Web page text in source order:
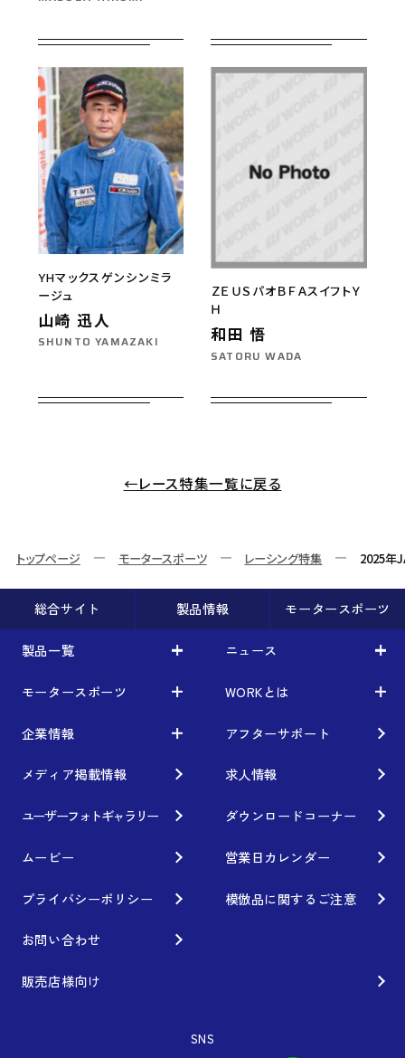
YHマックスゲンシンミラ
ージュ
山崎 迅人
SHUNTO YAMAZAKI
ＺＥＵＳパオＢＦＡスイフトＹ
Ｈ
和田 悟
SATORU WADA
←レース特集一覧に戻る
トップページ モータースポーツ レーシング特集 2025年
総合サイト 製品情報 モータースポーツ
製品一覧
製品一覧
車から検索
利用条件／注意事項
ブランド紹介
ホイール情報
カスタムオーダープラン
オプション・グッズ
ニュース
ニュース
お知らせ
イベント情報
モータースポーツ
モータースポーツ
レーシング特集
Gymkhana
DIRT TRIAL
SUPER GT
Rally
GR86/BRZ Cup
WORKとは
WORKとは
テクノロジー
クオリティー
デザイン
企業情報
企業情報
フィロソフィー
経営理念
私たちのあるべき姿
工場概要
会社沿革
アフターサポート
メディア掲載情報 求人情報
ユーザーフォトギャラリー ダウンロードコーナー
ムービー 営業日カレンダー
プライバシーポリシー 模倣品に関するご注意
お問い合わせ
販売店様向け
SNS